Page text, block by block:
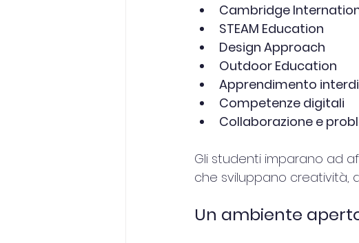
Cambridge
STEAM Education
Design Approach
Outdoor Education
Apprendimento
Competenze digitali
Collaborazione e
Gli studenti imparano ad
che sviluppano
Un ambiente